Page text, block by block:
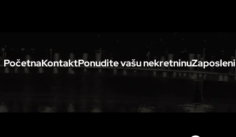
PočetnaKontaktPonudite vašu nekretninuZaposleni